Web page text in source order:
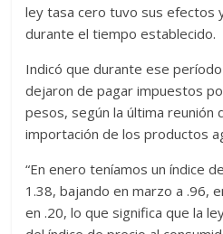
ley tasa cero tuvo sus efectos
durante el tiempo establecido.
Indicó que durante ese
dejaron de pagar impuestos
pesos, según la última reunión
importación de los productos
“En enero teníamos un índice
1.38, bajando en marzo a .96,
en .20, lo que significa que la